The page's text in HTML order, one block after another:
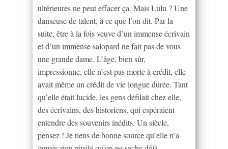
ultérieures ne peut effacer ça. Mais Lulu ? Une
danseuse de talent, à ce que l’on dit. Par la
suite, être à la fois veuve d’un immense écrivain
et d’un immense salopard ne fait pas de vous
une grande dame. L’âge, bien sûr,
impressionne, elle n’est pas morte à crédit, elle
avait même un crédit de vie longue durée. Tant
qu’elle était lucide, les gens défilait chez elle,
des écrivains, des historiens, qui espéraient
entendre des souvenirs inédits. Un siècle,
pensez ! Je tiens de bonne source qu’elle n’a